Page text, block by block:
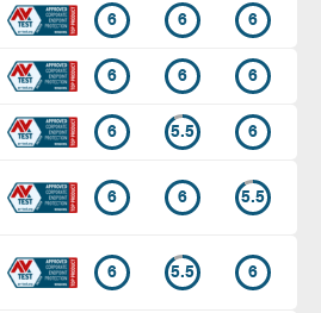
6 6 6
6 6 6
6 5.5 6
6 6 5.5
6 5.5 6